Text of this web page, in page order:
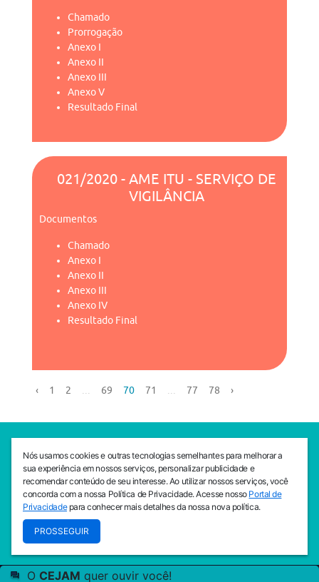
Chamado
Prorrogação
Anexo I
Anexo II
Anexo III
Anexo V
Resultado Final
021/2020 - AME ITU - SERVIÇO DE
VIGILÂNCIA
Documentos
Chamado
Anexo I
Anexo II
Anexo III
Anexo IV
Resultado Final
‹ 1 2 69 70 71 77 78 ›
SEDE CEJAM
Av. da Liberdade, 765, Liberdade, São Paulo, 01503-001
(11) 3469 - 1818
INSTITUTO CEJAM
Av. da Liberdade, 765, Liberdade, São Paulo, 01503-001
© 2026
Nós usamos cookies e outras tecnologias semelhantes para melhorar a
sua experiência em nossos serviços, personalizar publicidade e
recomendar conteúdo de seu interesse. Ao utilizar nossos serviços, você
concorda com a nossa Política de Privacidade. Acesse nosso Portal de
Privacidadepara conhecer mais detalhes da nossa nova política.
PROSSEGUIR
O CEJAM quer ouvir você!